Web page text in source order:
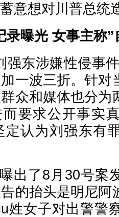
意想对川普总统
录曝光 女事主称
强东涉嫌性侵事
一波三折。针对
众和媒体也分为
而要求公开事实
定认为刘强东有
出了8月30号案
的抬头是明尼阿
姓女子对出警警